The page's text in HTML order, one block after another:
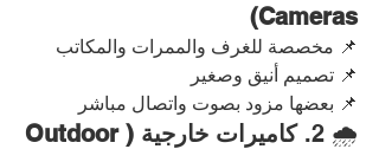
Cameras)
📌 مخصصة للغرف والممرات والمكاتب
📌 تصميم أنيق وصغير
📌 بعضها مزود بصوت واتصال مباشر
🌧️ 2.
كاميرات خارجية (Outdoor